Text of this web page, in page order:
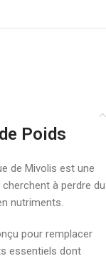
Poids
de Mivolis est une
à perdre du
nutriments.
pour remplacer
essentiels dont